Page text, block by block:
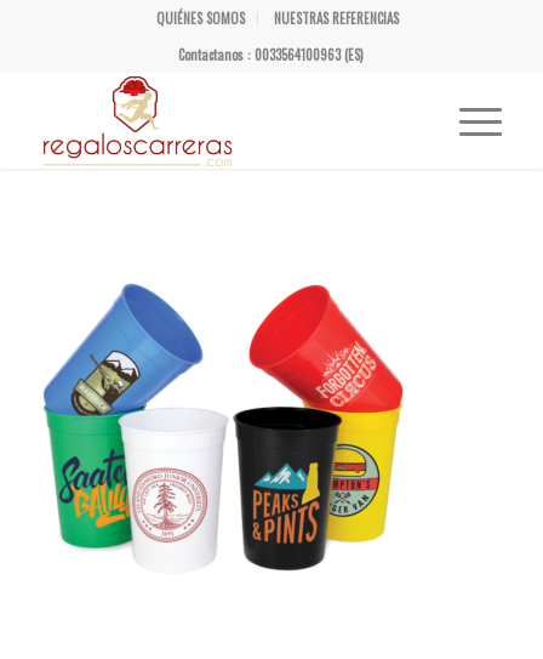
QUIÉNES SOMOS
NUESTRAS REFERENCIAS
Contactanos : 0033564100963 (ES)